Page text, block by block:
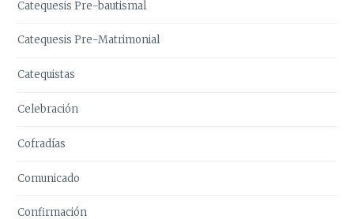
Catequesis Pre-bautismal
Catequesis Pre-Matrimonial
Catequistas
Celebración
Cofradías
Comunicado
Confirmación